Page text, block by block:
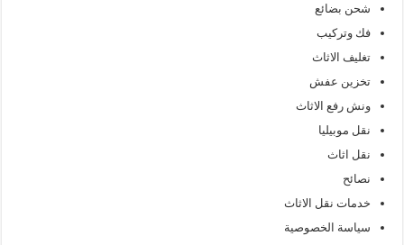
شحن بضائع
فك وتركيب
تغليف الاثاث
تخزين عفش
ونش رفع الاثاث
نقل موبيليا
نقل اثاث
نصائح
خدمات نقل الاثاث
سياسة الخصوصية